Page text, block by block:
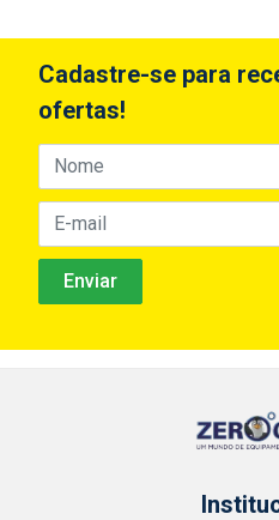
Cadastre-se para
ofertas!